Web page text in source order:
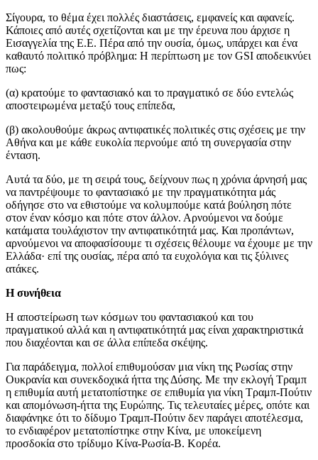
Σίγουρα, το θέμα έχει πολλές διαστάσεις, εμφανείς και αφανείς.
Κάποιες από αυτές σχετίζονται και με την έρευνα που άρχισε η
Εισαγγελία της Ε.Ε. Πέρα από την ουσία, όμως, υπάρχει και ένα
καθαυτό πολιτικό πρόβλημα: Η περίπτωση με τον GSI αποδεικνύει
πως:
(α) κρατούμε το φαντασιακό και το πραγματικό σε δύο εντελώς
αποστειρωμένα μεταξύ τους επίπεδα,
(β) ακολουθούμε άκρως αντιφατικές πολιτικές στις σχέσεις με την
Αθήνα και με κάθε ευκολία περνούμε από τη συνεργασία στην
ένταση.
Αυτά τα δύο, με τη σειρά τους, δείχνουν πως η χρόνια άρνησή μας
να παντρέψουμε το φαντασιακό με την πραγματικότητα μάς
οδήγησε στο να εθιστούμε να κολυμπούμε κατά βούληση πότε
στον έναν κόσμο και πότε στον άλλον. Αρνούμενοι να δούμε
κατάματα τουλάχιστον την αντιφατικότητά μας. Και προπάντων,
αρνούμενοι να αποφασίσουμε τι σχέσεις θέλουμε να έχουμε με την
Ελλάδα· επί της ουσίας, πέρα από τα ευχολόγια και τις ξύλινες
ατάκες.
Η συνήθεια
Η αποστείρωση των κόσμων του φαντασιακού και του
πραγματικού αλλά και η αντιφατικότητά μας είναι χαρακτηριστικά
που διαχέονται και σε άλλα επίπεδα σκέψης.
Για παράδειγμα, πολλοί επιθυμούσαν μια νίκη της Ρωσίας στην
Ουκρανία και συνεκδοχικά ήττα της Δύσης. Με την εκλογή Τραμπ
η επιθυμία αυτή μετατοπίστηκε σε επιθυμία για νίκη Τραμπ-Πούτιν
και απομόνωση-ήττα της Ευρώπης. Τις τελευταίες μέρες, οπότε και
διαφάνηκε ότι το δίδυμο Τραμπ-Πούτιν δεν παράγει αποτέλεσμα,
το ενδιαφέρον μετατοπίστηκε στην Κίνα, με υποκείμενη
προσδοκία στο τρίδυμο Κίνα-Ρωσία-Β. Κορέα.